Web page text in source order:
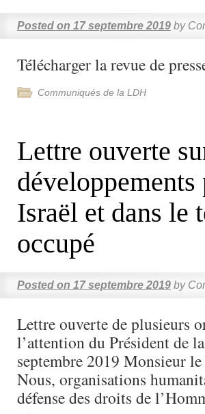
Posted on 17 septembre 2019 by
Télécharger la revue de
Communiqués de la LDH
Lettre ouverte
développements
Israël et dans le
occupé
Posted on 17 septembre 2019 by
Lettre ouverte de plusieurs
l’attention du Président de
septembre 2019 Monsieur
Nous, organisations
défense des droits de